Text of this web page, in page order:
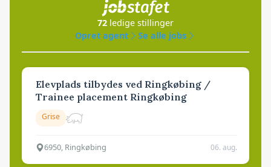
72 ledige stillinger
Opret agent
Se alle jobs
Elevplads tilbydes ved Ringkøbing /
Trainee placement Ringkøbing
Grise
6950, Ringkøbing 06. aug.